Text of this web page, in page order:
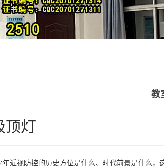
教
顶灯
年近视防控的历史方位是什么、时代前景是什么